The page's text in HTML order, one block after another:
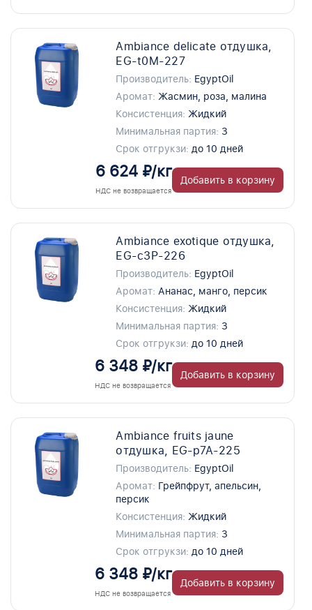
Ambiance delicate отдушка,
EG-t0M-227
Производитель: EgyptOil
Аромат: Жасмин, роза, малина
Консистенция: Жидкий
Минимальная партия: 3
Срок отгрукзи: до 10 дней
6 624 ₽/кг
НДС не возвращается
Добавить в корзину
Ambiance exotique отдушка,
EG-c3P-226
Производитель: EgyptOil
Аромат: Ананас, манго, персик
Консистенция: Жидкий
Минимальная партия: 3
Срок отгрукзи: до 10 дней
6 348 ₽/кг
НДС не возвращается
Добавить в корзину
Ambiance fruits jaune
отдушка, EG-p7A-225
Производитель: EgyptOil
Аромат: Грейпфрут, апельсин,
персик
Консистенция: Жидкий
Минимальная партия: 3
Срок отгрукзи: до 10 дней
6 348 ₽/кг
НДС не возвращается
Добавить в корзину